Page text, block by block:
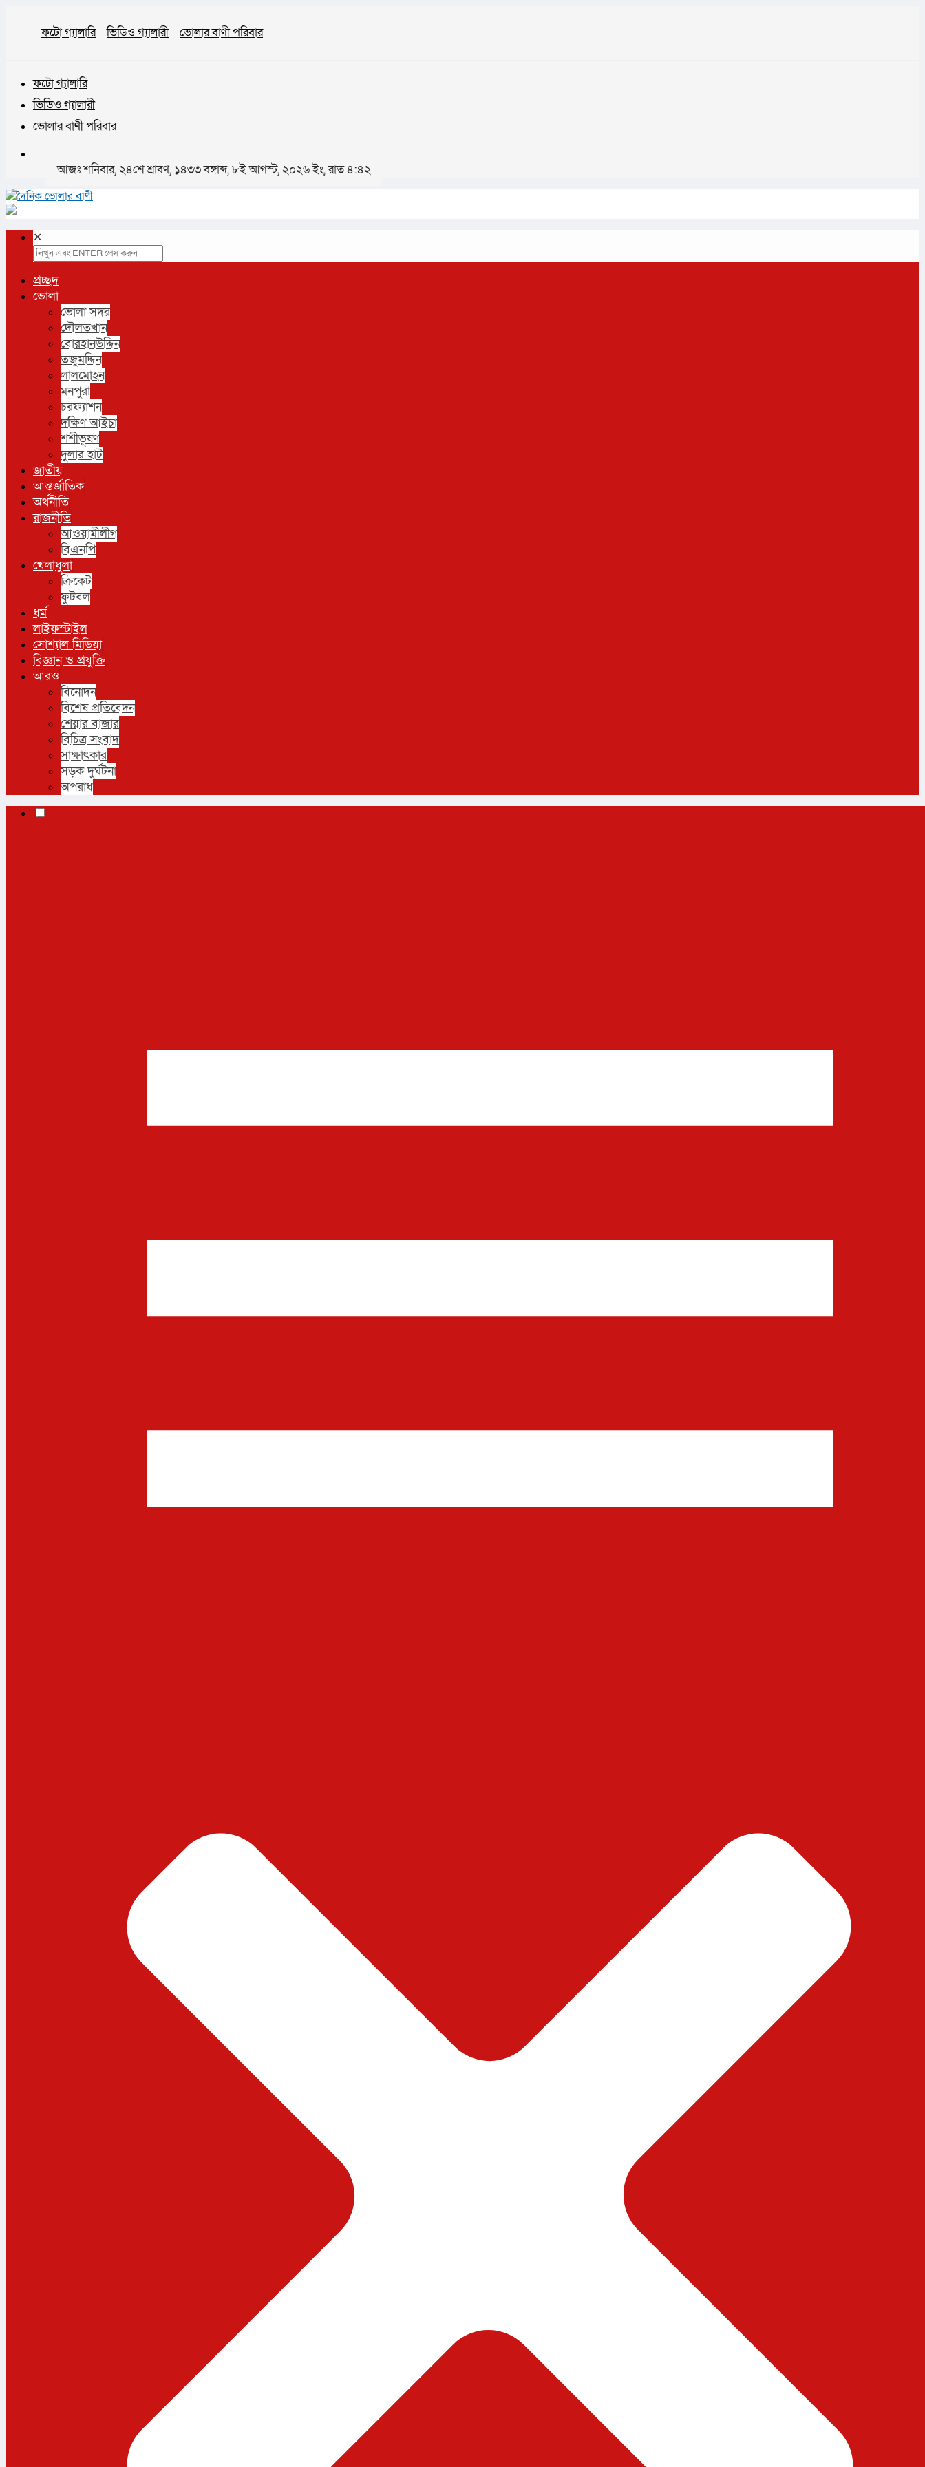
ফটো গ্যালারি ভিডিও গ্যালারী ভোলার বাণী পরিবার
ফটো গ্যালারি
ভিডিও গ্যালারী
ভোলার বাণী পরিবার
আজঃ শনিবার, ২৪শে শ্রাবণ, ১৪৩৩ বঙ্গাব্দ, ৮ই আগস্ট, ২০২৬ ইং, রাত ৪:৪২
✕
প্রচ্ছদ
ভোলা
ভোলা সদর
দৌলতখান
বোরহানউদ্দিন
তজুমদ্দিন
লালমোহন
মনপুরা
চরফ্যাশন
দক্ষিণ আইচা
শশীভূষণ
দুলার হাট
জাতীয়
আন্তর্জাতিক
অর্থনীতি
রাজনীতি
আওয়ামীলীগ
বিএনপি
খেলাধুলা
ক্রিকেট
ফুটবল
ধর্ম
লাইফস্টাইল
সোশ্যাল মিডিয়া
বিজ্ঞান ও প্রযুক্তি
আরও
বিনোদন
বিশেষ প্রতিবেদন
শেয়ার বাজার
বিচিত্র সংবাদ
সাক্ষাৎকার
সড়ক দুর্ঘটনা
অপরাধ